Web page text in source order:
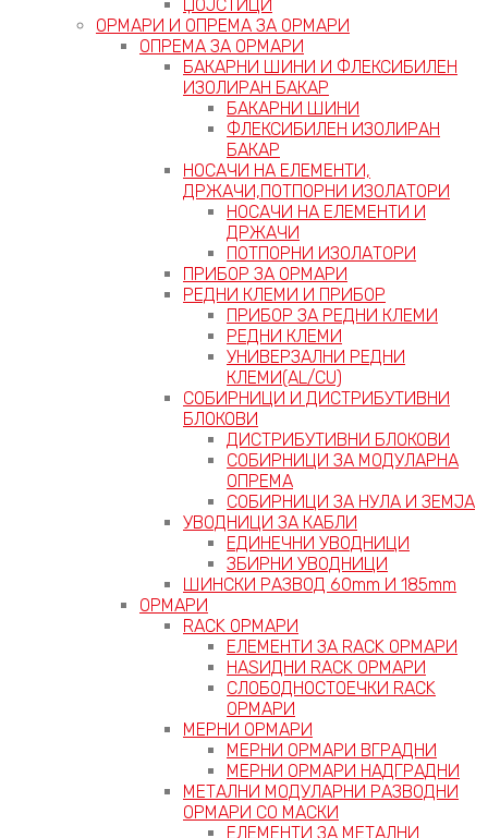
ЏОЈСТИЦИ
ОРМАРИ И ОПРЕМА ЗА ОРМАРИ
ОПРЕМА ЗА ОРМАРИ
БАКАРНИ ШИНИ И ФЛЕКСИБИЛЕН
ИЗОЛИРАН БАКАР
БАКАРНИ ШИНИ
ФЛЕКСИБИЛЕН ИЗОЛИРАН
БАКАР
НОСАЧИ НА ЕЛЕМЕНТИ,
ДРЖАЧИ,ПОТПОРНИ ИЗОЛАТОРИ
НОСАЧИ НА ЕЛЕМЕНТИ И
ДРЖАЧИ
ПОТПОРНИ ИЗОЛАТОРИ
ПРИБОР ЗА ОРМАРИ
РЕДНИ КЛЕМИ И ПРИБОР
ПРИБОР ЗА РЕДНИ КЛЕМИ
РЕДНИ КЛЕМИ
УНИВЕРЗАЛНИ РЕДНИ
КЛЕМИ(AL/CU)
СОБИРНИЦИ И ДИСТРИБУТИВНИ
БЛОКОВИ
ДИСТРИБУТИВНИ БЛОКОВИ
СОБИРНИЦИ ЗА МОДУЛАРНА
ОПРЕМА
СОБИРНИЦИ ЗА НУЛА И ЗЕМЈА
УВОДНИЦИ ЗА КАБЛИ
ЕДИНЕЧНИ УВОДНИЦИ
ЗБИРНИ УВОДНИЦИ
ШИНСКИ РАЗВОД 60mm И 185mm
ОРМАРИ
RACK ОРМАРИ
ЕЛЕМЕНТИ ЗА RACK ОРМАРИ
НАЅИДНИ RACK ОРМАРИ
СЛОБОДНОСТОЕЧКИ RACK
ОРМАРИ
МЕРНИ ОРМАРИ
МЕРНИ ОРМАРИ ВГРАДНИ
МЕРНИ ОРМАРИ НАДГРАДНИ
МЕТАЛНИ МОДУЛАРНИ РАЗВОДНИ
ОРМАРИ СО МАСКИ
ЕЛЕМЕНТИ ЗА МЕТАЛНИ